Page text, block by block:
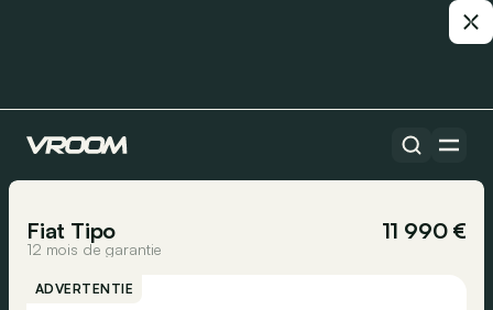
Alle auto’s
Fiat Tipo 11 990 €
12 mois de garantie
ADVERTENTIE